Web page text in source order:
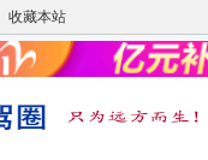
收藏本站